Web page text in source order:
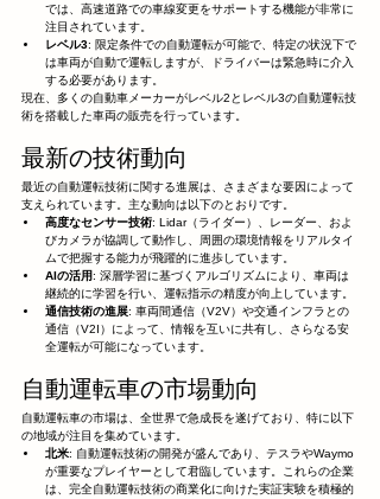
では、高速道路での車線変更をサポートする機能が非常に
注目されています。
レベル3: 限定条件での自動運転が可能で、特定の状況下で
は車両が自動で運転しますが、ドライバーは緊急時に介入
する必要があります。
現在、多くの自動車メーカーがレベル2とレベル3の自動運転技
術を搭載した車両の販売を行っています。
最新の技術動向
最近の自動運転技術に関する進展は、さまざまな要因によって
支えられています。主な動向は以下のとおりです。
高度なセンサー技術: Lidar（ライダー）、レーダー、およ
びカメラが協調して動作し、周囲の環境情報をリアルタイ
ムで把握する能力が飛躍的に進歩しています。
AIの活用: 深層学習に基づくアルゴリズムにより、車両は
継続的に学習を行い、運転指示の精度が向上しています。
通信技術の進展: 車両間通信（V2V）や交通インフラとの
通信（V2I）によって、情報を互いに共有し、さらなる安
全運転が可能になっています。
自動運転車の市場動向
自動運転車の市場は、全世界で急成長を遂げており、特に以下
の地域が注目を集めています。
北米: 自動運転技術の開発が盛んであり、テスラやWaymo
が重要なプレイヤーとして君臨しています。これらの企業
は、完全自動運転技術の商業化に向けた実証実験を積極的